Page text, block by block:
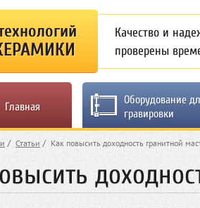
Качество и
проверены
Главная
Оборудование
гравировки
Статьи Как повысить доходность гранитной